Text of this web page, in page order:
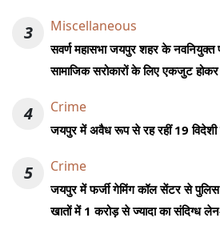
3 Miscellaneous
सवर्ण महासभा जयपुर शहर के नवनियुक्त
सामाजिक सरोकारों के लिए एकजुट
4 Crime
जयपुर में अवैध रूप से रह रहीं 19 विदेशी
5 Crime
जयपुर में फर्जी गेमिंग कॉल सेंटर से पुलिस
खातों में 1 करोड़ से ज्यादा का संदिग्ध